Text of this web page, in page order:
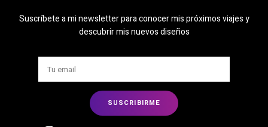
Suscríbete a mi newsletter para conocer mis próximos viajes y
descubrir mis nuevos diseños